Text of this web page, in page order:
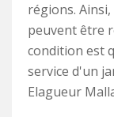
régions.
peuvent être
condition est
service d'un
Elagueur